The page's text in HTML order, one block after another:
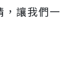
，讓我們一